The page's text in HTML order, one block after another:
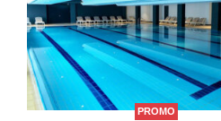
PROMO